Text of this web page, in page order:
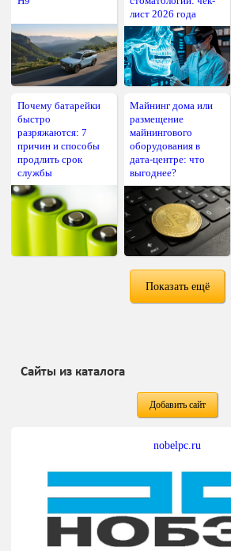
лист 2026 года
Почему батарейки
быстро
разряжаются: 7
причин и способы
продлить срок
службы
Майнинг дома или
размещение
майнингового
оборудования в
дата-центре: что
выгоднее?
Показать ещё
Сайты из каталога
Добавить сайт
nobelpc.ru